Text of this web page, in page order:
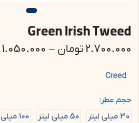
Green Irish Tweed
2.700.000تومان –
1.050.000
Creed
حجم عطر:
30 میلی لیتر
50 میلی لیتر 100 میلی لیتر